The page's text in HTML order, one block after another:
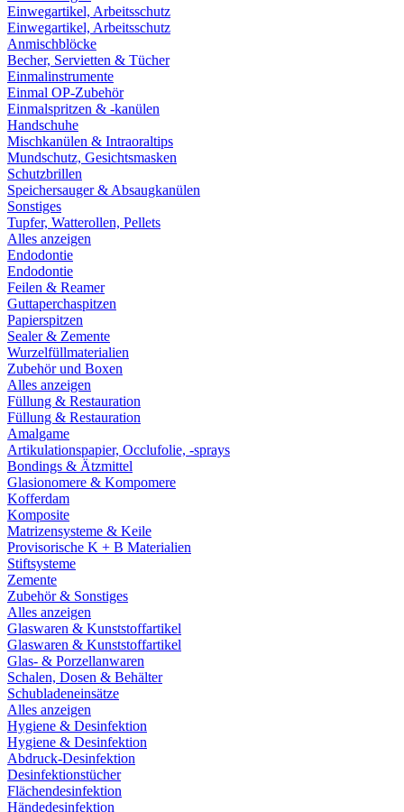
Einwegartikel, Arbeitsschutz
Einwegartikel, Arbeitsschutz
Anmischblöcke
Becher, Servietten & Tücher
Einmalinstrumente
Einmal OP-Zubehör
Einmalspritzen & -kanülen
Handschuhe
Mischkanülen & Intraoraltips
Mundschutz, Gesichtsmasken
Schutzbrillen
Speichersauger & Absaugkanülen
Sonstiges
Tupfer, Watterollen, Pellets
Alles anzeigen
Endodontie
Endodontie
Feilen & Reamer
Guttaperchaspitzen
Papierspitzen
Sealer & Zemente
Wurzelfüllmaterialien
Zubehör und Boxen
Alles anzeigen
Füllung & Restauration
Füllung & Restauration
Amalgame
Artikulationspapier, Occlufolie, -sprays
Bondings & Ätzmittel
Glasionomere & Kompomere
Kofferdam
Komposite
Matrizensysteme & Keile
Provisorische K + B Materialien
Stiftsysteme
Zemente
Zubehör & Sonstiges
Alles anzeigen
Glaswaren & Kunststoffartikel
Glaswaren & Kunststoffartikel
Glas- & Porzellanwaren
Schalen, Dosen & Behälter
Schubladeneinsätze
Alles anzeigen
Hygiene & Desinfektion
Hygiene & Desinfektion
Abdruck-Desinfektion
Desinfektionstücher
Flächendesinfektion
Händedesinfektion